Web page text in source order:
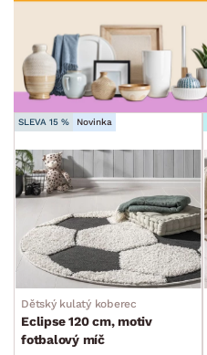
STYL
MÍSTNOST
SKLADOVOST
SLEVA 15 % Novinka
Dětský kulatý koberec
Eclipse 120 cm, motiv
fotbalový míč